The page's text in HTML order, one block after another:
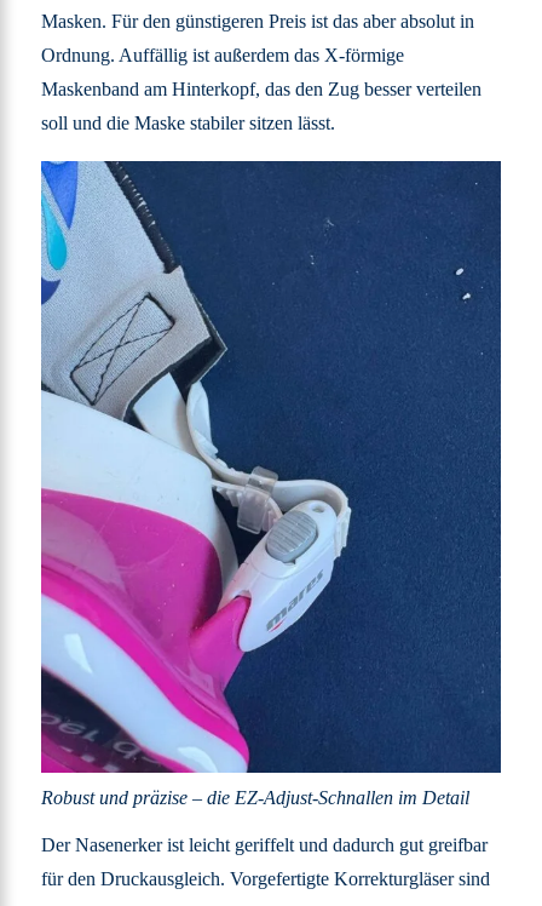
Masken. Für den günstigeren Preis ist das aber absolut in
Ordnung. Auffällig ist außerdem das X-förmige
Maskenband am Hinterkopf, das den Zug besser verteilen
soll und die Maske stabiler sitzen lässt.
Robust und präzise – die EZ-Adjust-Schnallen im Detail
Der Nasenerker ist leicht geriffelt und dadurch gut greifbar
für den Druckausgleich. Vorgefertigte Korrekturgläser sind